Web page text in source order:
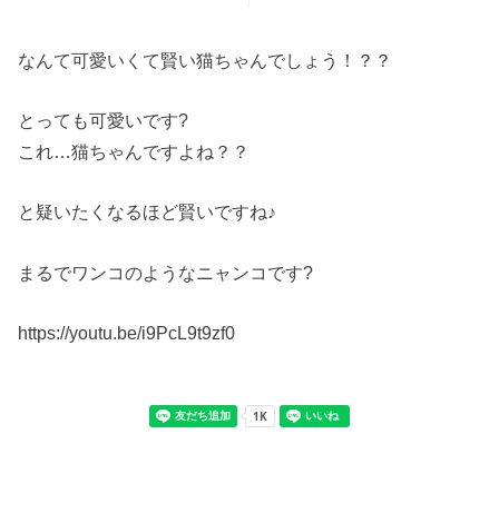
なんて可愛いくて賢い猫ちゃんでしょう！？？
とっても可愛いです?
これ…猫ちゃんですよね？？
と疑いたくなるほど賢いですね♪
まるでワンコのようなニャンコです?
https://youtu.be/i9PcL9t9zf0